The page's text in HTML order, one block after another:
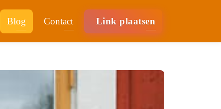
Blog Contact Link plaatsen